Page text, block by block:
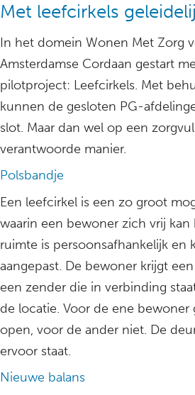
Met leefcirkels
In het domein Wonen Met Zorg
Amsterdamse Cordaan gestart
pilotproject: Leefcirkels. Met
kunnen de gesloten PG-
slot. Maar dan wel op een
verantwoorde manier.
Polsbandje
Een leefcirkel is een zo groot
waarin een bewoner zich vrij kan
ruimte is persoonsafhankelijk en
aangepast. De bewoner krijgt
een zender die in verbinding
de locatie. Voor de ene bewoner
open, voor de ander niet. De
ervoor staat.
Nieuwe balans